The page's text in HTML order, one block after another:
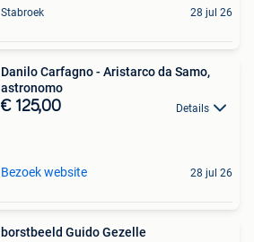
Stabroek 28 jul 26
Danilo Carfagno - Aristarco da Samo,
astronomo
€ 125,00 Details
Bezoek website 28 jul 26
borstbeeld Guido Gezelle